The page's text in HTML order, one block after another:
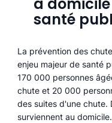
à
santé
La prévention des
enjeu majeur de santé
170 000 personnes
chute et 20 000
des suites d'une chute.
surviennent au domicile.